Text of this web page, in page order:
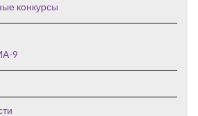
конкурсы
9